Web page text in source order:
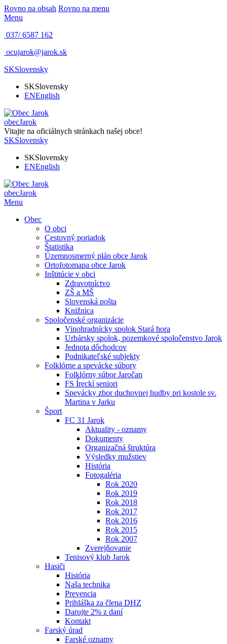
Rovno na obsah Rovno na menu
Menu
037/ 6587 162
ocujarok@jarok.sk
SKSlovensky
SKSlovensky
ENEnglish
obecJarok
Vitajte na oficiálnych stránkach našej obce!
SKSlovensky
SKSlovensky
ENEnglish
obecJarok
Menu
Obec
O obci
Cestovný poriadok
Štatistika
Územnosmerný plán obce Jarok
Ortofotomapa obce Jarok
Inštitúcie v obci
Zdravotníctvo
ZŠ a MŠ
Slovenská pošta
Knižnica
Spoločenské organizácie
Vinohradnícky spolok Stará hora
Urbársky spolok, pozemkové spoločenstvo Jarok
Jednota dôchodcov
Podnikateľské subjekty
Folklórne a spevácke súbory
Folklórny súbor Jaročan
FS Íreckí seniori
Spevácky zbor duchovnej hudby pri kostole sv.
Martina v Jarku
Šport
FC 31 Jarok
Aktuality - oznamy
Dokumenty
Organizačná štruktúra
Výsledky mužstiev
História
Fotogaléria
Rok 2020
Rok 2019
Rok 2018
Rok 2017
Rok 2016
Rok 2015
Rok 2007
Zverejňovanie
Tenisový klub Jarok
Hasiči
História
Naša technika
Prevencia
Prihláška za člena DHZ
Darujte 2% z daní
Kontakt
Farský úrad
Farské oznamy